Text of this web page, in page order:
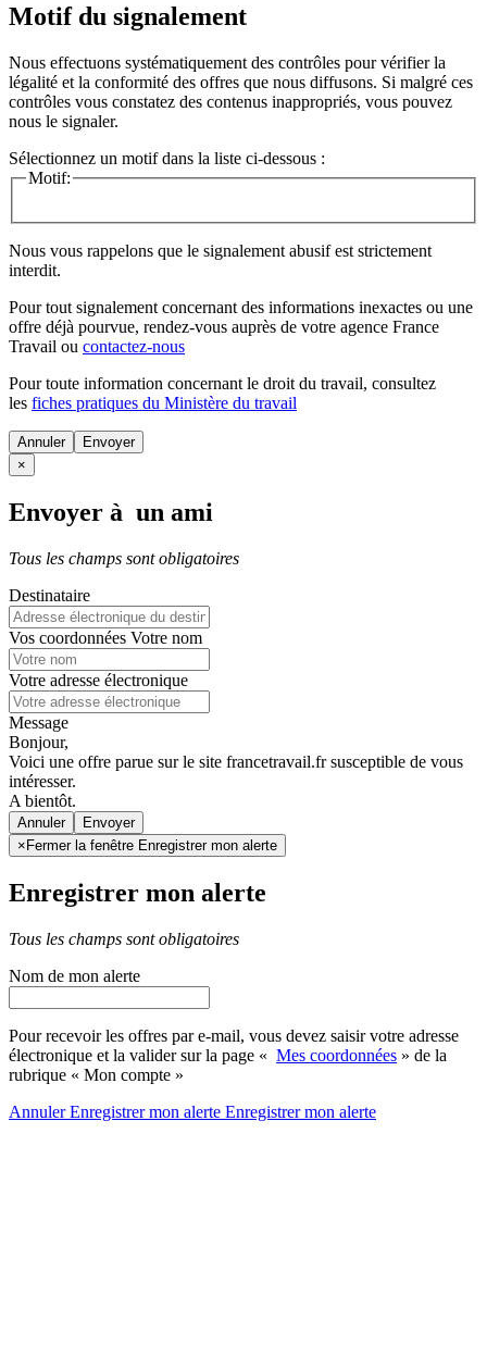
Motif du signalement
Nous effectuons systématiquement des contrôles pour vérifier la
légalité et la conformité des offres que nous diffusons. Si malgré ces
contrôles vous constatez des contenus inappropriés, vous pouvez
nous le signaler.
Sélectionnez un motif dans la liste ci-dessous :
Motif:
Nous vous rappelons que le signalement abusif est strictement
interdit.
Pour tout signalement concernant des informations inexactes ou une
offre déjà pourvue, rendez-vous auprès de votre agence France
Travail ou contactez-nous
Pour toute information concernant le droit du travail, consultez
les fiches pratiques du Ministère du travail
Annuler
×
Envoyer à un ami
Tous les champs sont obligatoires
Destinataire
Vos coordonnées Votre nom
Votre adresse électronique
Message
Bonjour,
Voici une offre parue sur le site francetravail.fr susceptible de vous
intéresser.
A bientôt.
Annuler
× Fermer la fenêtre Enregistrer mon alerte
Enregistrer mon alerte
Tous les champs sont obligatoires
Nom de mon alerte
Pour recevoir les offres par e-mail, vous devez saisir votre adresse
électronique et la valider sur la page « Mes coordonnées » de la
rubrique « Mon compte »
AnnulerEnregistrer mon alerte Enregistrermon alerte